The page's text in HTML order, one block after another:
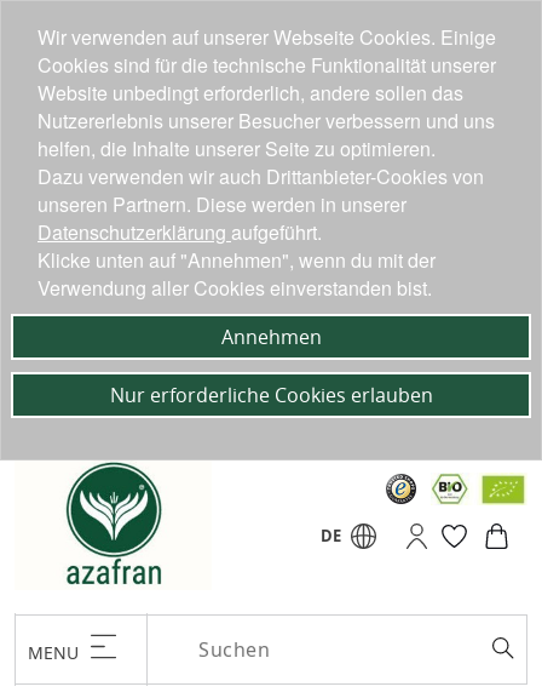
DE
MENU
Wir verwenden auf unserer Webseite Cookies. Einige
Cookies sind für die technische Funktionalität unserer
Website unbedingt erforderlich, andere sollen das
Nutzererlebnis unserer Besucher verbessern und uns
helfen, die Inhalte unserer Seite zu optimieren.
Dazu verwenden wir auch Drittanbieter-Cookies von
unseren Partnern. Diese werden in unserer
Datenschutzerklärung aufgeführt.
Klicke unten auf "Annehmen", wenn du mit der
Verwendung aller Cookies einverstanden bist.
Annehmen
Nur erforderliche Cookies erlauben